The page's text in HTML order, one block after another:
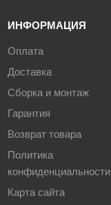
ИНФОРМАЦИЯ
Оплата
Доставка
Сборка и монтаж
Гарантия
Возврат товара
Политика
конфиденциальности
Карта сайта